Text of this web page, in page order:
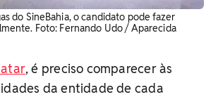
do SineBahia, o candidato pode fazer
Foto: Fernando Udo / Aparecida
, é preciso comparecer às
da entidade de cada